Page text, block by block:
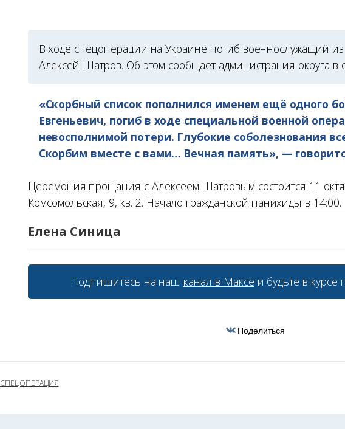
В ходе спецоперации на Украине погиб военнослужащий из
Алексей Шатров. Об этом сообщает администрация округа в
«Скорбный список пополнился именем ещё одного
Евгеньевич, погиб в ходе специальной военной
невосполнимой потери. Глубокие соболезнования
Скорбим вместе с вами… Вечная память», —
Церемония прощания с Алексеем Шатровым состоится 11
Комсомольская, 9, кв. 2. Начало гражданской панихиды в 14:00.
Елена Синица
Подпишитесь на наш канал в Максе и будьте в курсе
Поделиться
СПЕЦОПЕРАЦИЯ